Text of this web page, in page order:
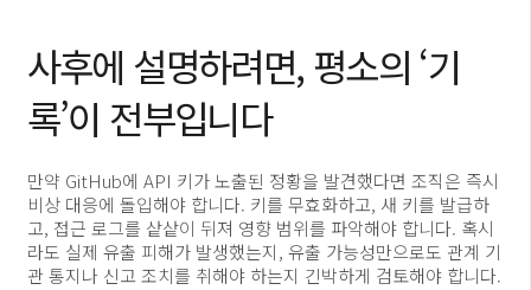
사후에 설명하려면, 평소의 ‘기
록’이 전부입니다
만약 GitHub에 API 키가 노출된 정황을 발견했다면 조직은 즉시
비상 대응에 돌입해야 합니다. 키를 무효화하고, 새 키를 발급하
고, 접근 로그를 샅샅이 뒤져 영향 범위를 파악해야 합니다. 혹시
라도 실제 유출 피해가 발생했는지, 유출 가능성만으로도 관계 기
관 통지나 신고 조치를 취해야 하는지 긴박하게 검토해야 합니다.